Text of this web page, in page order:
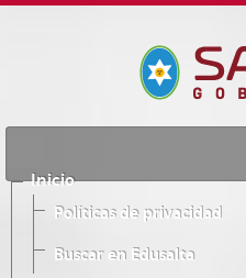
Inicio
Políticas de privacidad
Buscar en Edusalta